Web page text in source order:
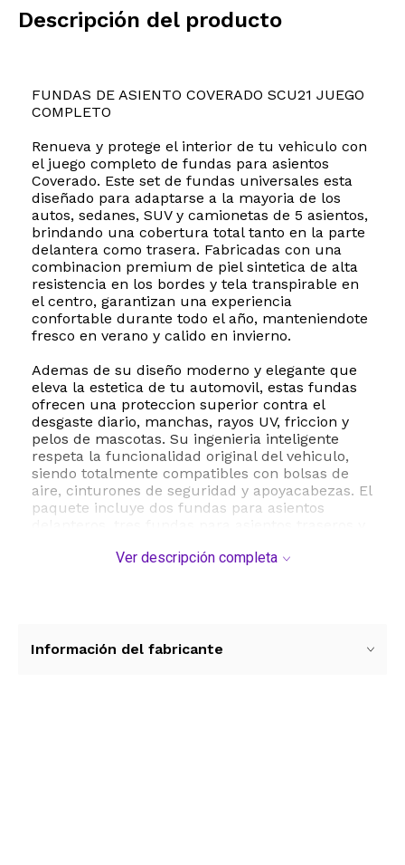
Descripción del producto
FUNDAS DE ASIENTO COVERADO SCU21 JUEGO
COMPLETO
Renueva y protege el interior de tu vehiculo con
el juego completo de fundas para asientos
Coverado. Este set de fundas universales esta
diseñado para adaptarse a la mayoria de los
autos, sedanes, SUV y camionetas de 5 asientos,
brindando una cobertura total tanto en la parte
delantera como trasera. Fabricadas con una
combinacion premium de piel sintetica de alta
resistencia en los bordes y tela transpirable en
el centro, garantizan una experiencia
confortable durante todo el año, manteniendote
fresco en verano y calido en invierno.
Ademas de su diseño moderno y elegante que
eleva la estetica de tu automovil, estas fundas
ofrecen una proteccion superior contra el
desgaste diario, manchas, rayos UV, friccion y
pelos de mascotas. Su ingenieria inteligente
respeta la funcionalidad original del vehiculo,
siendo totalmente compatibles con bolsas de
aire, cinturones de seguridad y apoyacabezas. El
paquete incluye dos fundas para asientos
sencilla y segura.
INTERNACIONALES.
Ver descripción completa
Información del fabricante